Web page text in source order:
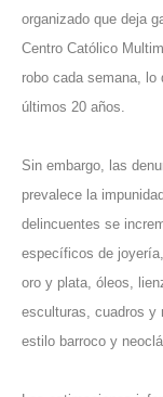
organizado que deja
Centro Católico
robo cada semana, lo
últimos 20 años.
Sin embargo, las
prevalece la
delincuentes se
específicos de
oro y plata, óleos,
esculturas, cuadros y
estilo barroco y